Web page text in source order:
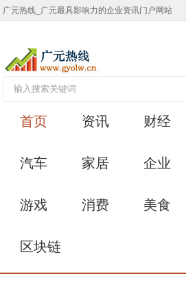
广元热线_广元最具影响力的企业资讯门户网站
首页 资讯 财经
汽车 家居 企业
游戏 消费 美食
区块链